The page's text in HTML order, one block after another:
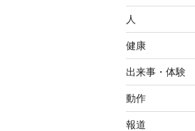
人
健康
出来事・体験
動作
報道